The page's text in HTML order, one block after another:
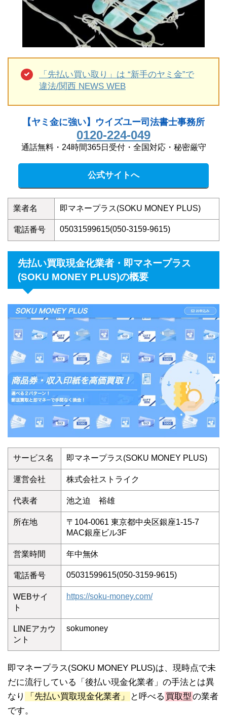
「先払い買い取り」は “新手のヤミ金”で
違法/関西 NEWS WEB
【ヤミ金に強い】ウイズユー司法書士事務所
0120-224-049
通話無料・24時間365日受付・全国対応・秘密厳守
公式サイトへ
業者名 即マネープラス(SOKU MONEY PLUS)
電話番号 05031599615(050-3159-9615)
先払い買取現金化業者・即マネープラス
(SOKU MONEY PLUS)の概要
サービス名 即マネープラス(SOKU MONEY PLUS)
運営会社 株式会社ストライク
代表者 池之迫 裕雄
所在地
〒104-0061 東京都中央区銀座1-15-7
MAC銀座ビル3F
営業時間 年中無休
電話番号 05031599615(050-3159-9615)
WEBサイ
ト
https://soku-money.com/
LINEアカウ
ント
sokumoney
即マネープラス(SOKU MONEY PLUS)は、現時点で未
だに流行している「後払い現金化業者」の手法とは異
なり
「先払い買取現金化業者」 と呼べる 買取型の業者
です。